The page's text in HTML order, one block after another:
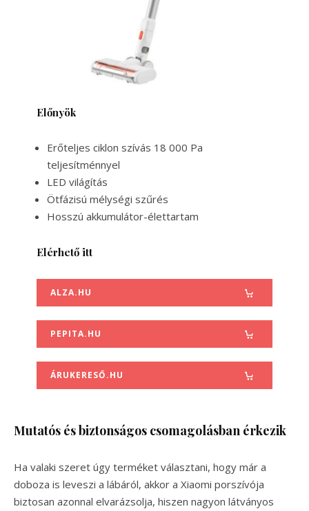
Előnyök
Erőteljes ciklon szívás 18 000 Pa
teljesítménnyel
LED világítás
Ötfázisú mélységi szűrés
Hosszú akkumulátor-élettartam
Elérhető itt
ALZA.HU
PEPITA.HU
ÁRUKERESŐ.HU
Mutatós és biztonságos csomagolásban érkezik
Ha valaki szeret úgy terméket választani, hogy már a
doboza is leveszi a lábáról, akkor a Xiaomi porszívója
biztosan azonnal elvarázsolja, hiszen nagyon látványos